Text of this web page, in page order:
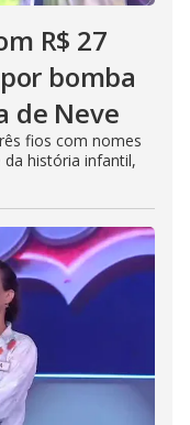
R$ 27
bomba
de Neve
fios com nomes
história infantil,